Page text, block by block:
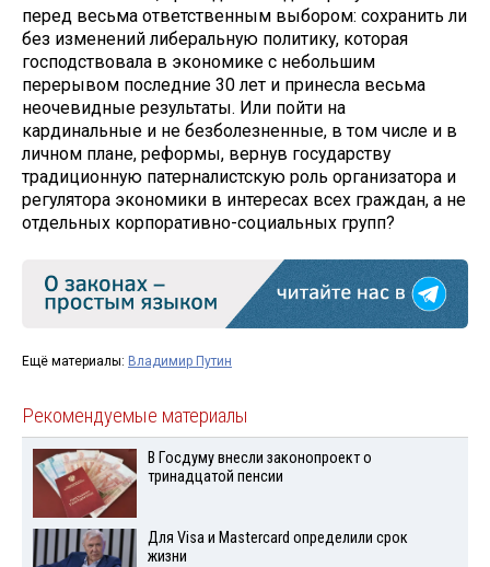
перед весьма ответственным выбором: сохранить ли
без изменений либеральную политику, которая
господствовала в экономике с небольшим
перерывом последние 30 лет и принесла весьма
неочевидные результаты. Или пойти на
кардинальные и не безболезненные, в том числе и в
личном плане, реформы, вернув государству
традиционную патерналистскую роль организатора и
регулятора экономики в интересах всех граждан, а не
отдельных корпоративно-социальных групп?
Ещё материалы: Владимир Путин
Рекомендуемые материалы
В Госдуму внесли законопроект о
тринадцатой пенсии
Для Visа и Mastercard определили срок
жизни